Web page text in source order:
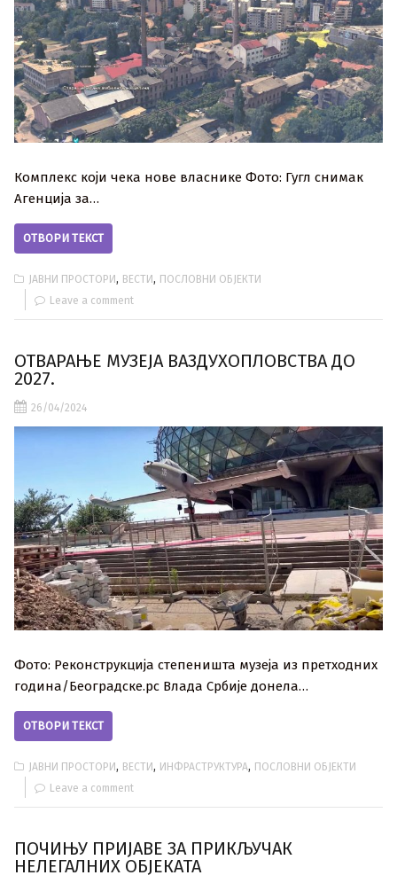
Комплекс који чека нове власнике Фото: Гугл снимак
Агенција за…
ОТВОРИ ТЕКСТ
ЈАВНИ ПРОСТОРИ, ВЕСТИ, ПОСЛОВНИ ОБЈЕКТИ
Leave a comment
ОТВАРАЊЕ МУЗЕЈА ВАЗДУХОПЛОВСТВА ДО
2027.
26/04/2024
Фото: Реконструкција степеништа музеја из претходних
година/Београдске.рс Влада Србије донела…
ОТВОРИ ТЕКСТ
ЈАВНИ ПРОСТОРИ, ВЕСТИ, ИНФРАСТРУКТУРА, ПОСЛОВНИ ОБЈЕКТИ
Leave a comment
ПОЧИЊУ ПРИЈАВЕ ЗА ПРИКЉУЧАК
НЕЛЕГАЛНИХ ОБЈЕКАТА